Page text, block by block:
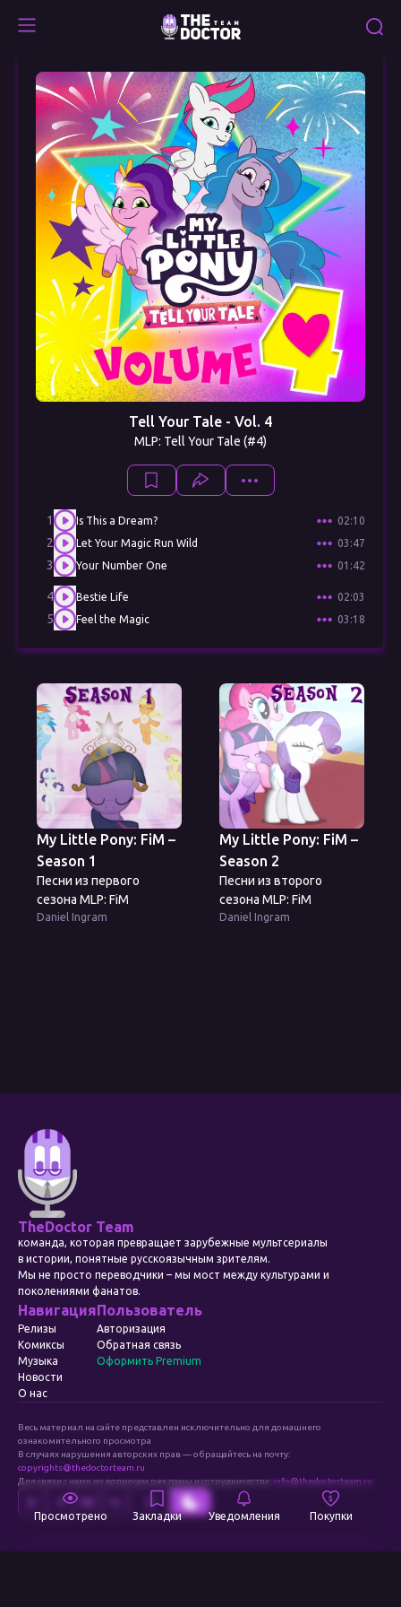
Tell Your Tale - Vol. 4
MLP: Tell Your Tale (#4)
1 Is This a Dream? 02:10
2 Let Your Magic Run Wild 03:47
3 Your Number One 01:42
4 Bestie Life 02:03
5 Feel the Magic 03:18
My Little Pony: FiM –
Season 1
Песни из первого
сезона MLP: FiM
Daniel Ingram
My Little Pony: FiM –
Season 2
Песни из второго
сезона MLP: FiM
Daniel Ingram
TheDoctor Team
команда, которая превращает зарубежные мультсериалы
в истории, понятные русскоязычным зрителям.
Мы не просто переводчики – мы мост между культурами и
поколениями фанатов.
Навигация
Релизы
Комиксы
Музыка
Новости
О нас
Пользователь
Авторизация
Обратная связь
Оформить Premium
Весь материал на сайте представлен исключительно для домашнего
ознакомительного просмотра
В случаях нарушения авторских прав — обращайтесь на почту:
copyrights@thedoctorteam.ru
Для связи с нами по вопросам рекламы и сотрудничества: info@thedoctorteam.ru
Просмотрено Закладки Уведомления Покупки